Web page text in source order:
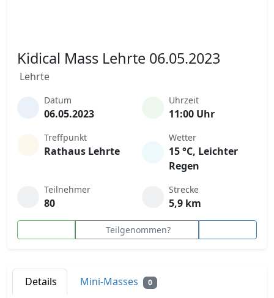
Kidical Mass Lehrte 06.05.2023
Lehrte
Datum
06.05.2023
Uhrzeit
11:00 Uhr
Treffpunkt
Rathaus Lehrte
Wetter
15 °C, Leichter
Regen
Teilnehmer
80
Strecke
5,9 km
Teilgenommen?
Details Mini-Masses 0